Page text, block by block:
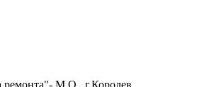
М.О., г.Королев